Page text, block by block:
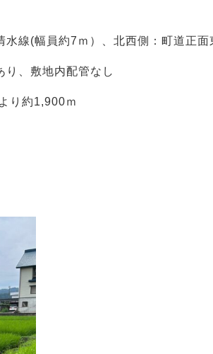
水線(幅員約7ｍ）、北西側：町道正
り、敷地内配管なし
り約1,900ｍ